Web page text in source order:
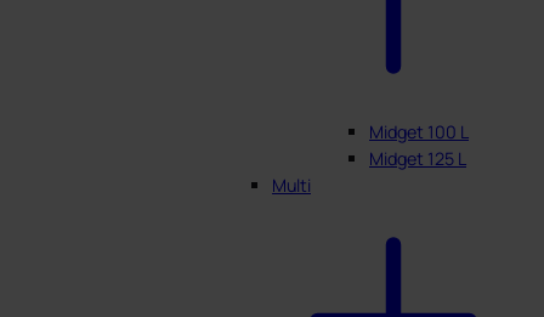
Midget 100 L
Midget 125 L
Multi